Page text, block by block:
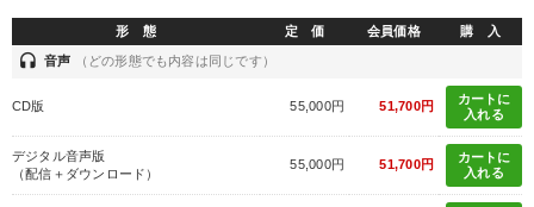
形 態 定 価 会員価格 購 入
headset 音声 （どの形態でも内容は同じです）
CD版 55,000円 51,700円
カートに
入れる
デジタル音声版
（配信＋ダウンロード）
55,000円 51,700円
カートに
入れる